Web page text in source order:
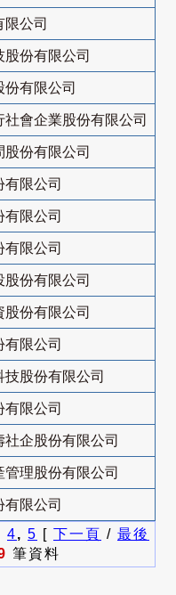
限公司
份有限公司
有限公司
會企業股份有限公司
份有限公司
限公司
限公司
限公司
份有限公司
股份有限公司
限公司
股份有限公司
限公司
社企股份有限公司
理股份有限公司
限公司
4, 5 [ 下一頁 / 最後
筆資料